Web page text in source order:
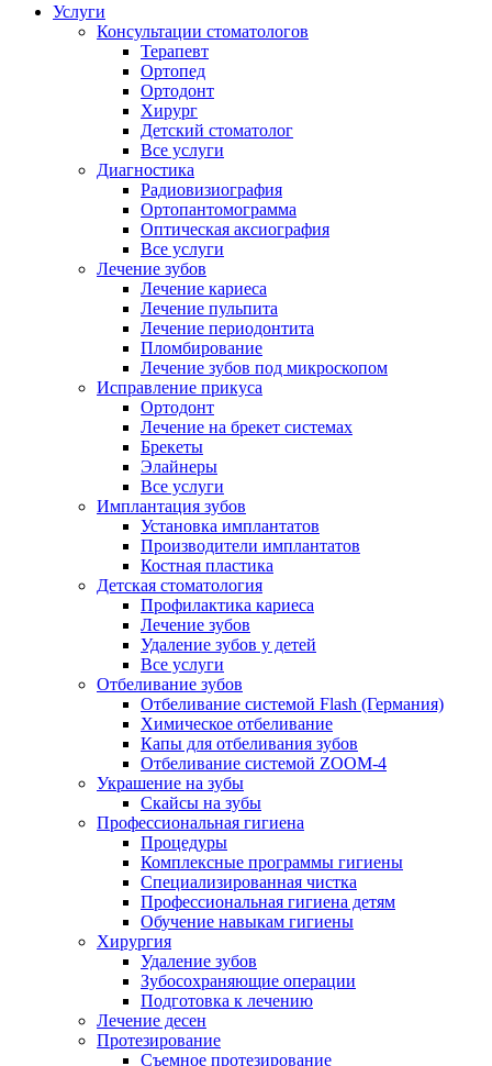
Услуги
Консультации стоматологов
Терапевт
Ортопед
Ортодонт
Хирург
Детский стоматолог
Все услуги
Диагностика
Радиовизиография
Ортопантомограмма
Оптическая аксиография
Все услуги
Лечение зубов
Лечение кариеса
Лечение пульпита
Лечение периодонтита
Пломбирование
Лечение зубов под микроскопом
Исправление прикуса
Ортодонт
Лечение на брекет системах
Брекеты
Элайнеры
Все услуги
Имплантация зубов
Установка имплантатов
Производители имплантатов
Костная пластика
Детская стоматология
Профилактика кариеса
Лечение зубов
Удаление зубов у детей
Все услуги
Отбеливание зубов
Отбеливание системой Flash (Германия)
Химическое отбеливание
Капы для отбеливания зубов
Отбеливание системой ZOOM-4
Украшение на зубы
Скайсы на зубы
Профессиональная гигиена
Процедуры
Комплексные программы гигиены
Специализированная чистка
Профессиональная гигиена детям
Обучение навыкам гигиены
Хирургия
Удаление зубов
Зубосохраняющие операции
Подготовка к лечению
Лечение десен
Протезирование
Съемное протезирование